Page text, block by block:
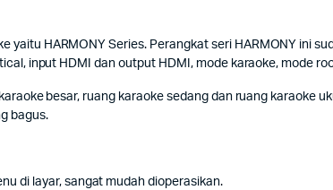
yaitu HARMONY Series. Perangkat seri HARMONY ini
input HDMI dan output HDMI, mode karaoke, mode
besar, ruang karaoke sedang dan ruang karaoke
bagus.
di layar, sangat mudah dioperasikan.